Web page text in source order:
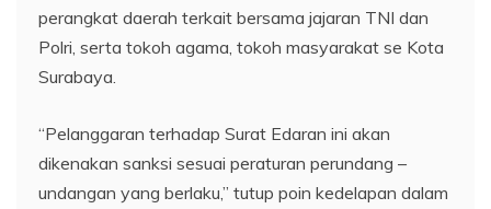
perangkat daerah terkait bersama jajaran TNI dan
Polri, serta tokoh agama, tokoh masyarakat se Kota
Surabaya.
“Pelanggaran terhadap Surat Edaran ini akan
dikenakan sanksi sesuai peraturan perundang –
undangan yang berlaku,” tutup poin kedelapan dalam